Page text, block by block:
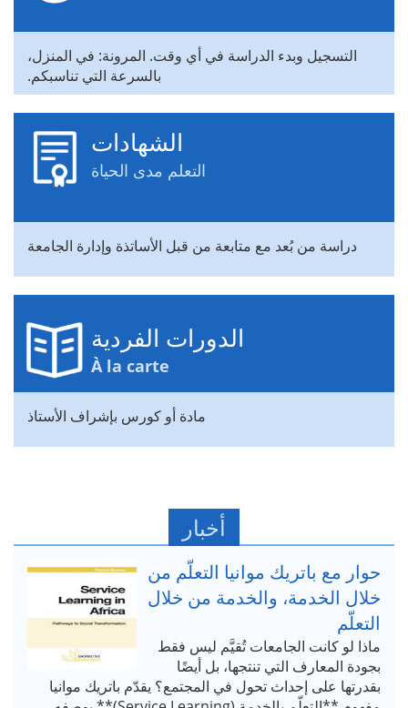
التسجيل وبدء الدراسة في أي وقت. المرونة: في المنزل،
بالسرعة التي تناسبكم.
الشهادات
التعلم مدى الحياة
دراسة من بُعد مع متابعة من قبل الأساتذة وإدارة الجامعة
الدورات الفردية
À la carte
مادة أو كورس بإشراف الأستاذ
أخبار
حوار مع باتريك موانيا التعلّم من
خلال الخدمة، والخدمة من خلال
التعلّم
ماذا لو كانت الجامعات تُقيَّم ليس فقط
بجودة المعارف التي تنتجها، بل أيضًا
بقدرتها على إحداث تحول في المجتمع؟ يقدّم باتريك موانيا